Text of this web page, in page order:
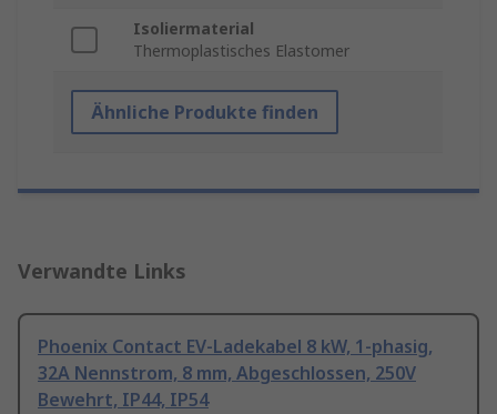
Isoliermaterial
Thermoplastisches Elastomer
Ähnliche Produkte finden
Verwandte Links
Phoenix Contact EV-Ladekabel 8 kW, 1-phasig,
32A Nennstrom, 8 mm, Abgeschlossen, 250V
Bewehrt, IP44, IP54